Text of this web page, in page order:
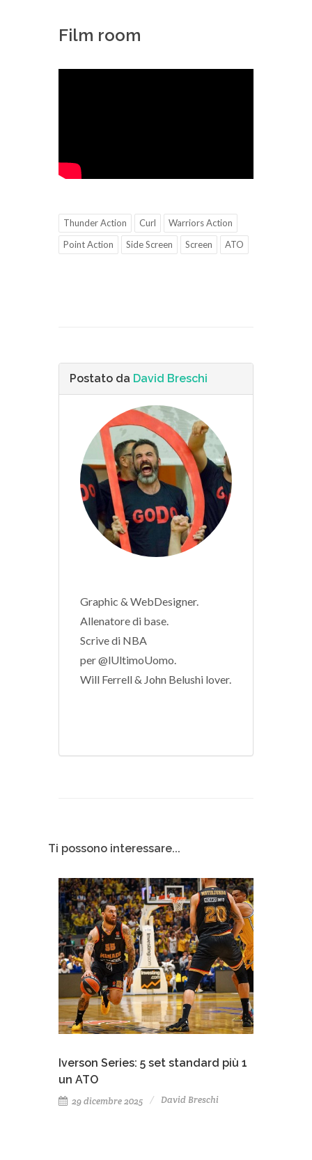
Film room
Thunder Action Curl
Warriors Action
Point Action
Side Screen Screen ATO
Postato da David Breschi
Graphic & WebDesigner.
Allenatore di base.
Scrive di NBA
per @lUltimoUomo.
Will Ferrell & John Belushi lover.
Ti possono interessare...
Iverson Series: 5 set standard più 1
un ATO
29 dicembre 2025 David Breschi